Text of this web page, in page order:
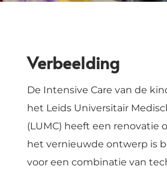
Verbeelding
De Intensive Care van de
het Leids Universitair
(LUMC) heeft een renovatie
het vernieuwde ontwerp is
voor een combinatie van